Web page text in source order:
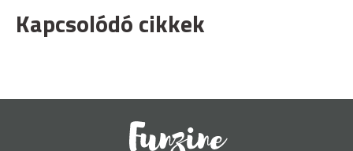
Kapcsolódó cikkek